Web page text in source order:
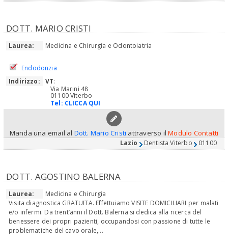
DOTT. MARIO CRISTI
Laurea: Medicina e Chirurgia e Odontoiatria
Endodonzia
Indirizzo:
VT:
Via Marini 48
01100 Viterbo
Tel: CLICCA QUI
Manda una email al Dott. Mario Cristi attraverso ilModulo Contatti
Lazio Dentista Viterbo 01100
DOTT. AGOSTINO BALERNA
Laurea:
Medicina e Chirurgia
Visita diagnostica GRATUITA. Effettuiamo VISITE DOMICILIARI per malati
e/o infermi. Da trent’anni il Dott. Balerna si dedica alla ricerca del
benessere dei propri pazienti, occupandosi con passione di tutte le
problematiche del cavo orale,...